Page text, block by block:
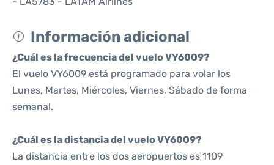
Información adicional
¿Cuál es la frecuencia del vuelo VY6009?
El vuelo VY6009 está programado para volar los
Lunes, Martes, Miércoles, Viernes, Sábado de forma
semanal.
¿Cuál es la distancia del vuelo VY6009?
La distancia entre los dos aeropuertos es 1109